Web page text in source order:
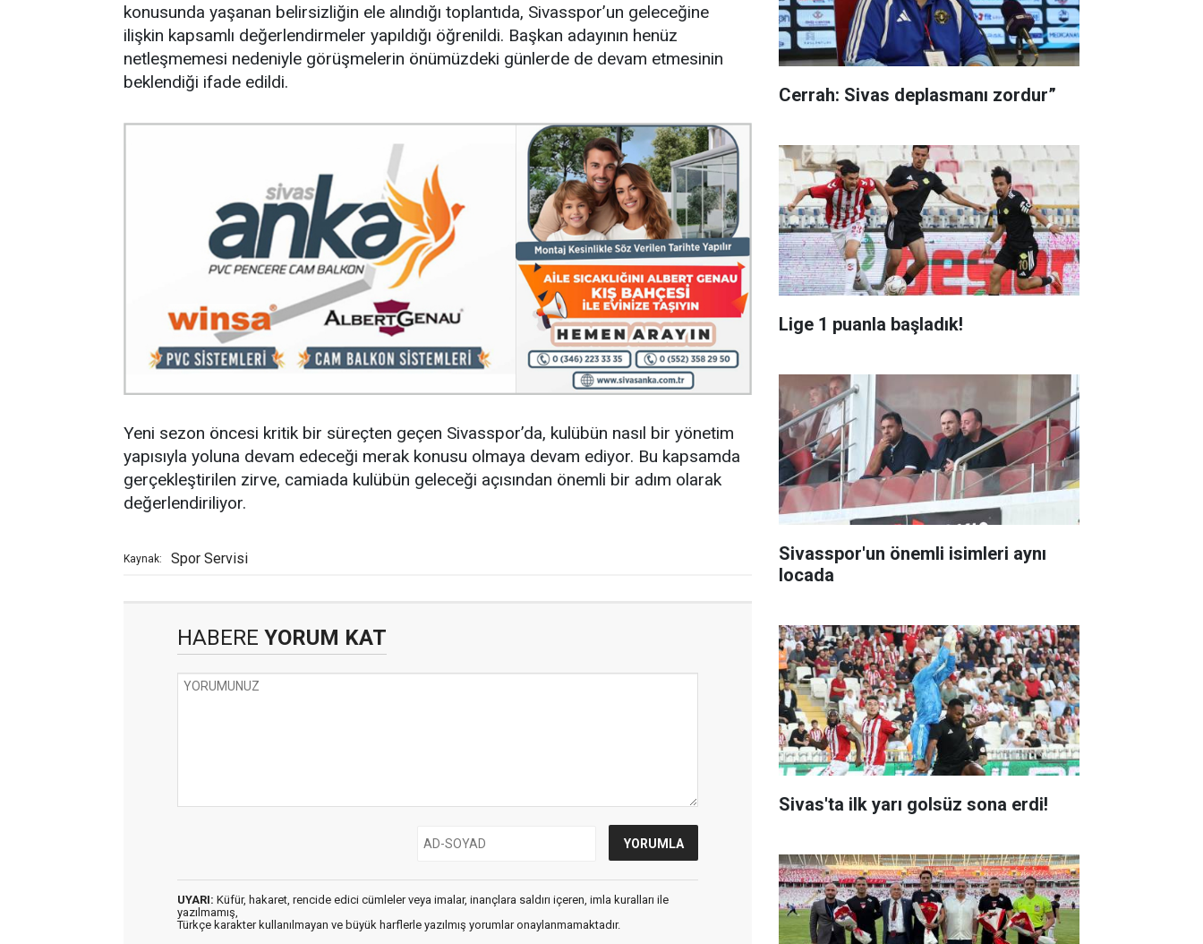
konusunda yaşanan belirsizliğin ele alındığı toplantıda, Sivasspor’un geleceğine
ilişkin kapsamlı değerlendirmeler yapıldığı öğrenildi. Başkan adayının henüz
netleşmemesi nedeniyle görüşmelerin önümüzdeki günlerde de devam etmesinin
beklendiği ifade edildi.
Yeni sezon öncesi kritik bir süreçten geçen Sivasspor’da, kulübün nasıl bir yönetim
yapısıyla yoluna devam edeceği merak konusu olmaya devam ediyor. Bu kapsamda
gerçekleştirilen zirve, camiada kulübün geleceği açısından önemli bir adım olarak
değerlendiriliyor.
Kaynak: Spor Servisi
HABERE YORUM KAT
UYARI: Küfür, hakaret, rencide edici cümleler veya imalar, inançlara saldırı içeren, imla kuralları ile
yazılmamış,
Türkçe karakter kullanılmayan ve büyük harflerle yazılmış yorumlar onaylanmamaktadır.
Cerrah: Sivas deplasmanı zordur”
Lige 1 puanla başladık!
Sivasspor'un önemli isimleri aynı
locada
Sivas'ta ilk yarı golsüz sona erdi!